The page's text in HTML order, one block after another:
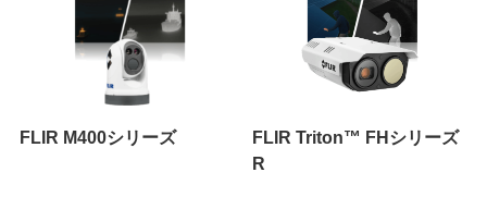
FLIR M400シリーズ
FLIR Triton™ FHシリーズ
R